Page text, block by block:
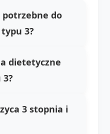
potrzebne do
3?
dietetyczne
3 stopnia i